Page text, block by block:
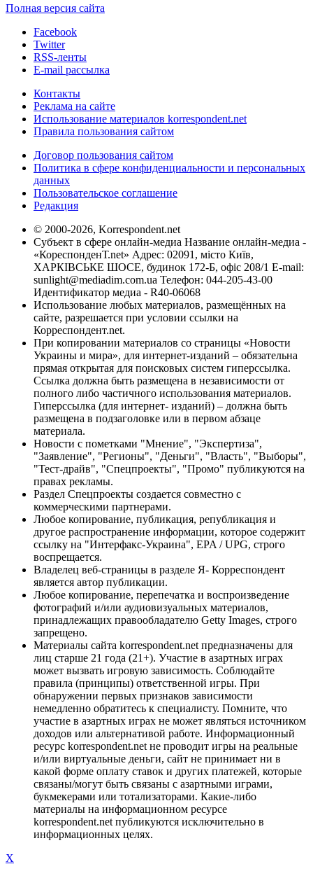
Полная версия сайта
Facebook
Twitter
RSS-ленты
E-mail рассылка
Контакты
Реклама на сайте
Использование материалов korrespondent.net
Правила пользования сайтом
Договор пользования сайтом
Политика в сфере конфиденциальности и персональных
данных
Пользовательское соглашение
Редакция
© 2000-2026, Korrespondent.net
Субъект в сфере онлайн-медиа Название онлайн-медиа -
«КореспонденТ.net» Адрес: 02091, місто Київ,
ХАРКІВСЬКЕ ШОСЕ, будинок 172-Б, офіс 208/1 E-mail:
sunlight@mediadim.com.ua Телефон: 044-205-43-00
Идентификатор медиа - R40-06068
Использование любых материалов, размещённых на
сайте, разрешается при условии ссылки на
Корреспондент.net.
При копировании материалов со страницы «Новости
Украины и мира», для интернет-изданий – обязательна
прямая открытая для поисковых систем гиперссылка.
Ссылка должна быть размещена в независимости от
полного либо частичного использования материалов.
Гиперссылка (для интернет- изданий) – должна быть
размещена в подзаголовке или в первом абзаце
материала.
Новости с пометками "Мнение", "Экспертиза",
"Заявление", "Регионы", "Деньги", "Власть", "Выборы",
"Тест-драйв", "Спецпроекты", "Промо" публикуются на
правах рекламы.
Раздел Спецпроекты создается совместно с
коммерческими партнерами.
Любое копирование, публикация, републикация и
другое распространение информации, которое содержит
ссылку на "Интерфакс-Украина", EPA / UPG, строго
воспрещается.
Владелец веб-страницы в разделе Я- Корреспондент
является автор публикации.
Любое копирование, перепечатка и воспроизведение
фотографий и/или аудиовизуальных материалов,
принадлежащих правообладателю Getty Images, строго
запрещено.
Материалы сайта korrespondent.net предназначены для
лиц старше 21 года (21+). Участие в азартных играх
может вызвать игровую зависимость. Соблюдайте
правила (принципы) ответственной игры. При
обнаружении первых признаков зависимости
немедленно обратитесь к специалисту. Помните, что
участие в азартных играх не может являться источником
доходов или альтернативой работе. Информационный
ресурс korrespondent.net не проводит игры на реальные
и/или виртуальные деньги, сайт не принимает ни в
какой форме оплату ставок и других платежей, которые
связаны/могут быть связаны с азартными играми,
букмекерами или тотализаторами. Какие-либо
материалы на информационном ресурсе
korrespondent.net публикуются исключительно в
информационных целях.
X